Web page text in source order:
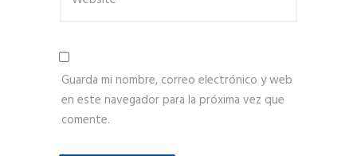
Guarda mi nombre, correo electrónico y web
en este navegador para la próxima vez que
comente.